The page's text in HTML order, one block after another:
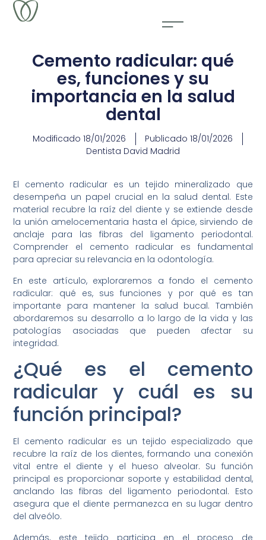
Cemento radicular: qué
es, funciones y su
importancia en la salud
dental
Modificado 18/01/2026 Publicado 18/01/2026
Dentista David Madrid
El cemento radicular es un tejido mineralizado que
desempeña un papel crucial en la salud dental. Este
material recubre la raíz del diente y se extiende desde
la unión amelocementaria hasta el ápice, sirviendo de
anclaje para las fibras del ligamento periodontal.
Comprender el cemento radicular es fundamental
para apreciar su relevancia en la odontología.
En este artículo, exploraremos a fondo el cemento
radicular: qué es, sus funciones y por qué es tan
importante para mantener la salud bucal. También
abordaremos su desarrollo a lo largo de la vida y las
patologías asociadas que pueden afectar su
integridad.
¿Qué es el cemento
radicular y cuál es su
función principal?
El cemento radicular es un tejido especializado que
recubre la raíz de los dientes, formando una conexión
vital entre el diente y el hueso alveolar. Su función
principal es proporcionar soporte y estabilidad dental,
anclando las fibras del ligamento periodontal. Esto
asegura que el diente permanezca en su lugar dentro
del alveólo.
Además, este tejido participa en el proceso de